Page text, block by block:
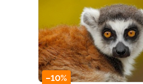
–10%